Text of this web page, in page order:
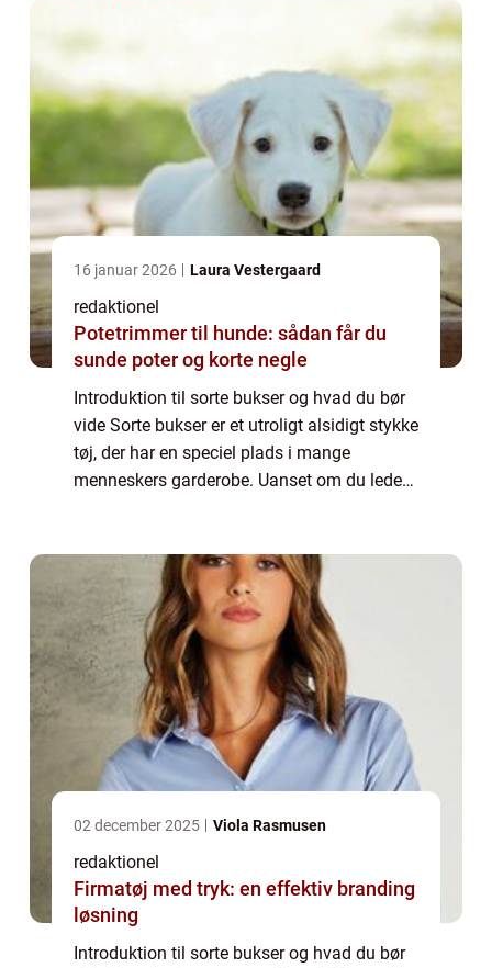
16 januar 2026 Laura Vestergaard
redaktionel
Potetrimmer til hunde: sådan får du
sunde poter og korte negle
Introduktion til sorte bukser og hvad du bør
vide Sorte bukser er et utroligt alsidigt stykke
tøj, der har en speciel plads i mange
menneskers garderobe. Uanset om du leder
02 december 2025 Viola Rasmusen
redaktionel
Firmatøj med tryk: en effektiv branding
løsning
Introduktion til sorte bukser og hvad du bør